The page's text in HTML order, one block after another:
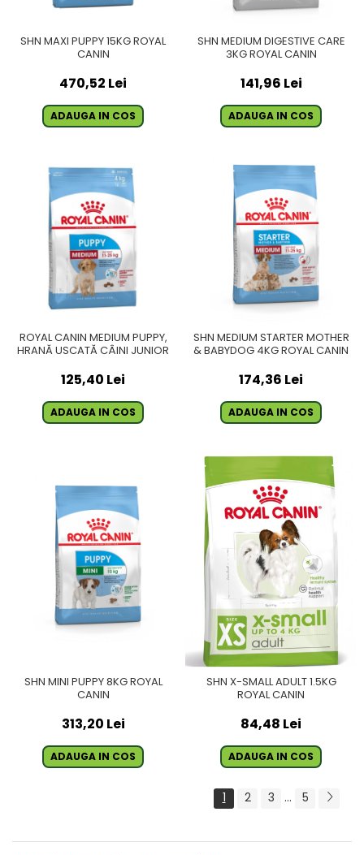
SHN MAXI PUPPY 15KG ROYAL
CANIN
470,52 Lei
ADAUGA IN COS
SHN MEDIUM DIGESTIVE CARE
3KG ROYAL CANIN
141,96 Lei
ADAUGA IN COS
ROYAL CANIN MEDIUM PUPPY,
HRANĂ USCATĂ CÂINI JUNIOR
125,40 Lei
ADAUGA IN COS
SHN MEDIUM STARTER MOTHER
& BABYDOG 4KG ROYAL CANIN
174,36 Lei
ADAUGA IN COS
SHN MINI PUPPY 8KG ROYAL
CANIN
313,20 Lei
ADAUGA IN COS
SHN X-SMALL ADULT 1.5KG
ROYAL CANIN
84,48 Lei
ADAUGA IN COS
1 2 3 ... 5